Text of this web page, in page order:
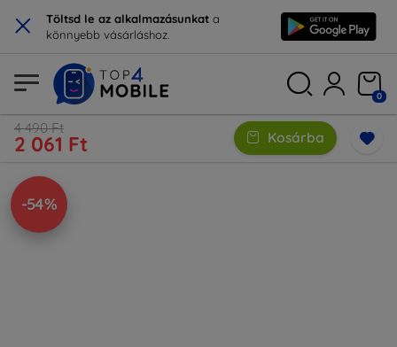
× Töltsd le az alkalmazásunkat a
könnyebb vásárláshoz.
0
4 490 Ft
2 061 Ft Kosárba
-54%